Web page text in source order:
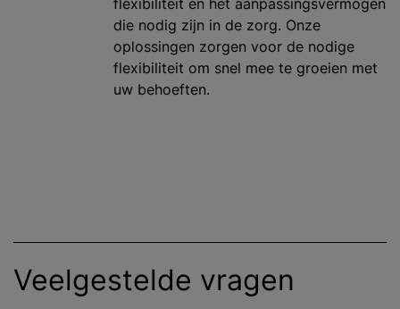
die nodig zijn in de zorg. Onze
oplossingen zorgen voor de nodige
flexibiliteit om snel mee te groeien met
uw behoeften.
Veelgestelde vragen